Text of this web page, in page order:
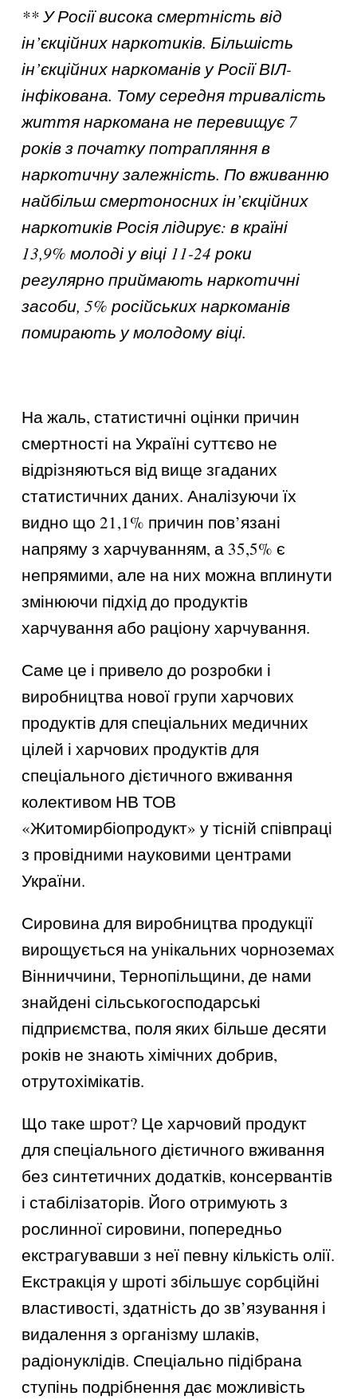
** У Росії висока смертність від
ін’єкційних наркотиків. Більшість
ін’єкційних наркоманів у Росії ВІЛ-
інфікована. Тому середня тривалість
життя наркомана не перевищує 7
років з початку потрапляння в
наркотичну залежність. По вживанню
найбільш смертоносних ін’єкційних
наркотиків Росія лідирує: в країні
13,9% молоді у віці 11-24 роки
регулярно приймають наркотичні
засоби, 5% російських наркоманів
помирають у молодому віці.
На жаль, статистичні оцінки причин
смертності на Україні суттєво не
відрізняються від вище згаданих
статистичних даних. Аналізуючи їх
видно що 21,1% причин пов’язані
напряму з харчуванням, а 35,5% є
непрямими, але на них можна вплинути
змінюючи підхід до продуктів
харчування або раціону харчування.
Саме це і привело до розробки і
виробництва нової групи харчових
продуктів для спеціальних медичних
цілей і харчових продуктів для
спеціального дієтичного вживання
колективом НВ ТОВ
«Житомирбіопродукт» у тісній співпраці
з провідними науковими центрами
України.
Сировина для виробництва продукції
вирощується на унікальних чорноземах
Вінниччини, Тернопільщини, де нами
знайдені сільськогосподарські
підприємства, поля яких більше десяти
років не знають хімічних добрив,
отрутохімікатів.
Що таке шрот? Це харчовий продукт
для спеціального дієтичного вживання
без синтетичних додатків, консервантів
і стабілізаторів. Його отримують з
рослинної сировини, попередньо
екстрагувавши з неї певну кількість олії.
Екстракція у шроті збільшує сорбційні
властивості, здатність до зв’язування і
видалення з організму шлаків,
радіонуклідів. Спеціально підібрана
ступінь подрібнення дає можливість